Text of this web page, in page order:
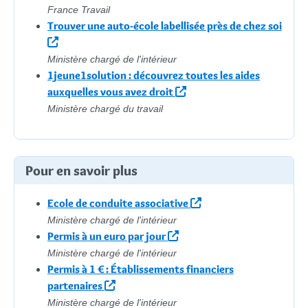
France Travail
Trouver une auto-école labellisée près de chez soi
Ministère chargé de l'intérieur
1jeune1solution : découvrez toutes les aides
auxquelles vous avez droit
Ministère chargé du travail
Pour en savoir plus
Ecole de conduite associative
Ministère chargé de l'intérieur
Permis à un euro par jour
Ministère chargé de l'intérieur
Permis à 1 € : Établissements financiers
partenaires
Ministère chargé de l'intérieur